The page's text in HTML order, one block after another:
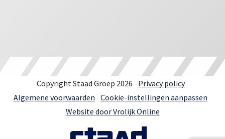
Copyright Staad Groep 2026
Privacy policy
Algemene voorwaarden Cookie-instellingen aanpassen
Website door Vrolijk Online